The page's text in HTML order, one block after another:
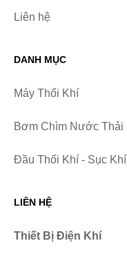
Liên hệ
DANH MỤC
Máy Thổi Khí
Bơm Chìm Nước Thải
Đầu Thổi Khí - Sục Khí
LIÊN HỆ
Thiết Bị Điện Khí